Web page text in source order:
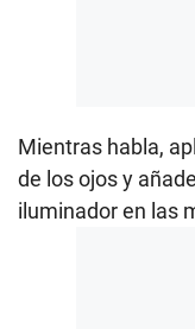
Mientras habla,
de los ojos y
iluminador en las